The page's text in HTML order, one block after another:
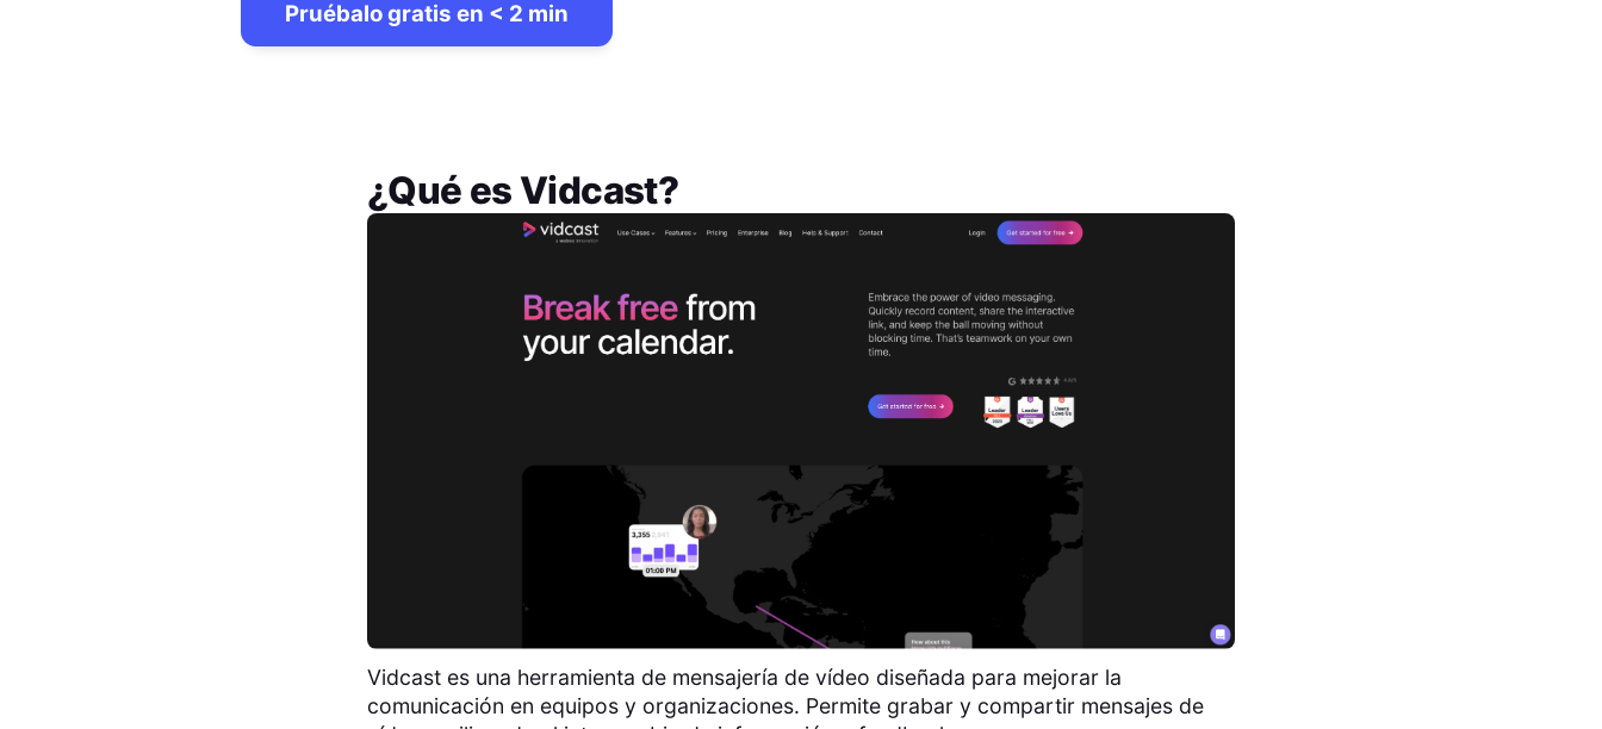
Pruébalo gratis en < 2 min
¿Qué esVidcast?
Vidcast es una herramienta de mensajería de vídeo diseñada para mejorar la
comunicación en equipos y organizaciones. Permite grabar y compartir mensajes de